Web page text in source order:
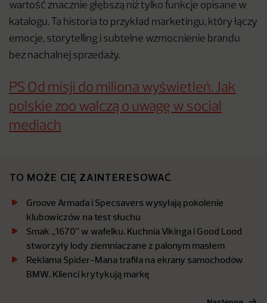
wartość znacznie głębszą niż tylko funkcje opisane w
katalogu. Ta historia to przykład marketingu, który łączy
emocje, storytelling i subtelne wzmocnienie brandu
bez nachalnej sprzedaży.
PS Od misji do miliona wyświetleń. Jak
polskie zoo walczą o uwagę w social
mediach
TO MOŻE CIĘ ZAINTERESOWAĆ
Groove Armada i Specsavers wysyłają pokolenie
klubowiczów na test słuchu
Smak „1670” w wafelku. Kuchnia Vikinga i Good Lood
stworzyły lody ziemniaczane z palonym masłem
Reklama Spider-Mana trafiła na ekrany samochodów
BMW. Klienci krytykują markę